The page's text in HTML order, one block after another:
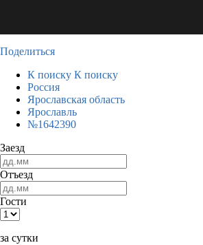
Поделиться
К поиску К поиску
Россия
Ярославская область
Ярославль
№1642390
Заезд
Отъезд
Гости
за сутки